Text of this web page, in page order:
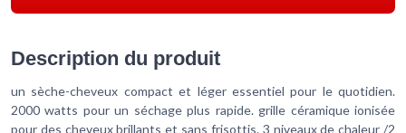
Description du produit
un sèche-cheveux compact et léger essentiel pour le quotidien.
2000 watts pour un séchage plus rapide. grille céramique ionisée
pour des cheveux brillants et sans frisottis. 3 niveaux de chaleur /2